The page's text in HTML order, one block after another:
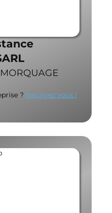
? Inscrivez vous !